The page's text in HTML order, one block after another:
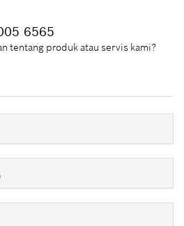
6565
tentang produk atau servis kami?